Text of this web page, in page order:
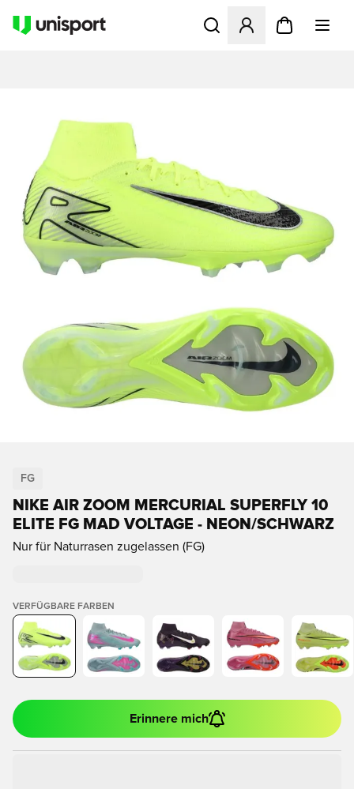
Öffnet ein Fenster zum
FG
NIKE AIR ZOOM MERCURIAL SUPERFLY 10
ELITE FG MAD VOLTAGE - NEON/SCHWARZ
Nur für Naturrasen zugelassen (FG)
VERFÜGBARE FARBEN
Erinnere mich